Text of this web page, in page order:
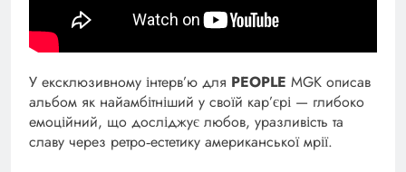
У ексклюзивному інтерв’ю для PEOPLE MGK описав
альбом як найамбітніший у своїй кар’єрі — глибоко
емоційний, що досліджує любов, уразливість та
славу через ретро‑естетику американської мрії.